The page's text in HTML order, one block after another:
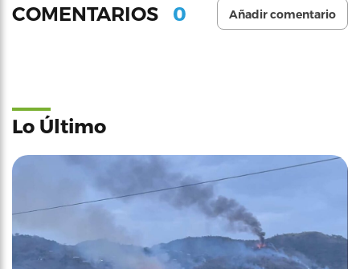
COMENTARIOS 0 Añadir comentario
Lo Último